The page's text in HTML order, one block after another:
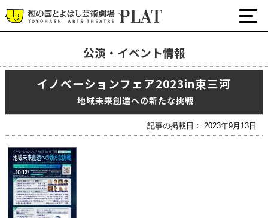
公演・イベント情報
イノベーションフェア2023in東三河
地域未来創造への新たな挑戦
記事の掲載日： 2023年9月13日
最新の公演・イベント情報
演劇・ダンス・音楽など
ワークショップ・講座
イベント
プラットについて
チケット・座席表・鑑賞サポートなど